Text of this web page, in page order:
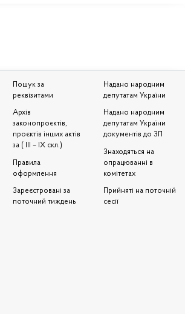
Пошук за
реквізитами
Архів
законопроєктів,
проєктів інших актів
за ( III – IX скл.)
Правила
оформлення
Зареєстровані за
поточний тиждень
Надано народним
депутатам України
Надано народним
депутатам України
документів до ЗП
Знаходяться на
опрацюванні в
комітетах
Прийняті на поточній
сесії